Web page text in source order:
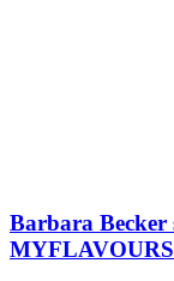
Barbara
MYFLAVOURS